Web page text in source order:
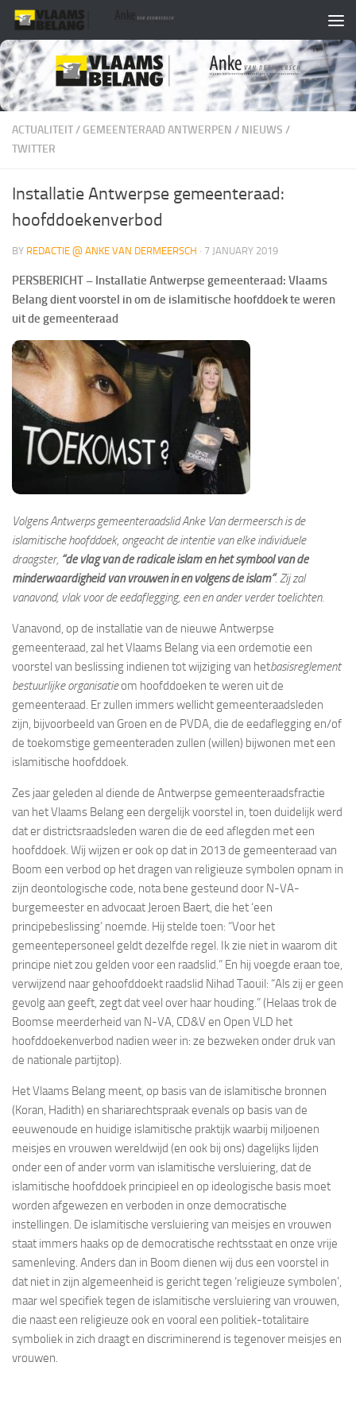
Skip to content
ACTUALITEIT/ GEMEENTERAAD ANTWERPEN / NIEUWS /
TWITTER
Installatie Antwerpse gemeenteraad:
hoofddoekenverbod
BY REDACTIE @ ANKE VAN DERMEERSCH · 7 JANUARY 2019
PERSBERICHT – Installatie Antwerpse gemeenteraad: Vlaams
Belang dient voorstel in om de islamitische hoofddoek te weren
uit de gemeenteraad
Volgens Antwerps gemeenteraadslid Anke Van dermeersch is de
islamitische hoofddoek, ongeacht de intentie van elke individuele
draagster, “de vlag van de radicale islam en het symbool van de
minderwaardigheid van vrouwen in en volgens de islam”. Zij zal
vanavond, vlak voor de eedaflegging, een en ander verder toelichten.
Vanavond, op de installatie van de nieuwe Antwerpse
gemeenteraad, zal het Vlaams Belang via een ordemotie een
voorstel van beslissing indienen tot wijziging van hetbasisreglement
bestuurlijke organisatieom hoofddoeken te weren uit de
gemeenteraad. Er zullen immers wellicht gemeenteraadsleden
zijn, bijvoorbeeld van Groen en de PVDA, die de eedaflegging en/of
de toekomstige gemeenteraden zullen (willen) bijwonen met een
islamitische hoofddoek.
Zes jaar geleden al diende de Antwerpse gemeenteraadsfractie
van het Vlaams Belang een dergelijk voorstel in, toen duidelijk werd
dat er districtsraadsleden waren die de eed aflegden met een
hoofddoek. Wij wijzen er ook op dat in 2013 de gemeenteraad van
Boom een verbod op het dragen van religieuze symbolen opnam in
zijn deontologische code, nota bene gesteund door N-VA-
burgemeester en advocaat Jeroen Baert, die het ‘een
principebeslissing’ noemde. Hij stelde toen: “Voor het
gemeentepersoneel geldt dezelfde regel. Ik zie niet in waarom dit
principe niet zou gelden voor een raadslid.” En hij voegde eraan toe,
verwijzend naar gehoofddoekt raadslid Nihad Taouil: “Als zij er geen
gevolg aan geeft, zegt dat veel over haar houding.” (Helaas trok de
Boomse meerderheid van N-VA, CD&V en Open VLD het
hoofddoekenverbod nadien weer in: ze bezweken onder druk van
de nationale partijtop).
Het Vlaams Belang meent, op basis van de islamitische bronnen
(Koran, Hadith) en shariarechtspraak evenals op basis van de
eeuwenoude en huidige islamitische praktijk waarbij miljoenen
meisjes en vrouwen wereldwijd (en ook bij ons) dagelijks lijden
onder een of ander vorm van islamitische versluiering, dat de
islamitische hoofddoek principieel en op ideologische basis moet
worden afgewezen en verboden in onze democratische
instellingen. De islamitische versluiering van meisjes en vrouwen
staat immers haaks op de democratische rechtsstaat en onze vrije
samenleving. Anders dan in Boom dienen wij dus een voorstel in
dat niet in zijn algemeenheid is gericht tegen ‘religieuze symbolen’,
maar wel specifiek tegen de islamitische versluiering van vrouwen,
die naast een religieuze ook en vooral een politiek-totalitaire
symboliek in zich draagt en discriminerend is tegenover meisjes en
vrouwen.